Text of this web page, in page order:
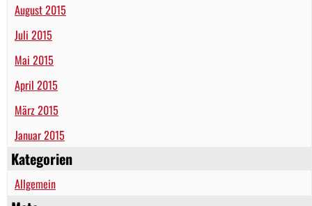
August 2015
Juli 2015
Mai 2015
April 2015
März 2015
Januar 2015
Kategorien
Allgemein